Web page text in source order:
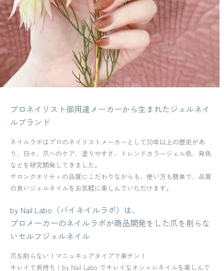
プロネイリスト御用達メーカーから生まれたジェルネイ
ルブランド
ネイルラボはプロのネイリストメーカーとして30年以上の歴史があ
り、日々、爪へのケア、塗りやすさ、トレンドカラージェル色、発色
などを研究開発してきました。
サロンクオリティの品質にこだわりながらも、使い方も簡単で、品質
の良いジェルネイルをお気軽に楽しんでいただけます。
by Nail Labo（バイネイルラボ）は、
プロメーカーのネイルラボが商品開発をした爪を削らな
いセルフジェルネイル
爪を削らない！マニュキュアタイプで楽チン！
キレイで長持ち｜by Nail Labo でキレイなオシャレネイルを楽しんで